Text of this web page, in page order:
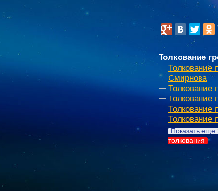
Толкование
Толкование
Смирнова
Толкование
Толкование
Толкование
Толкование
Показать еще
толкования